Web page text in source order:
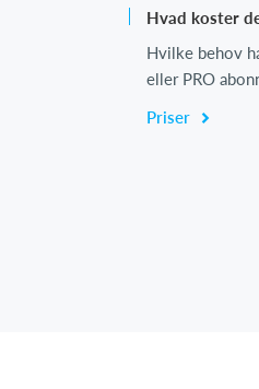
Hvad koster
Hvilke behov
eller PRO
Priser